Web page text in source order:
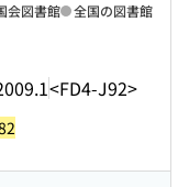
<FD4-J92>
会図書館 全国の図書館